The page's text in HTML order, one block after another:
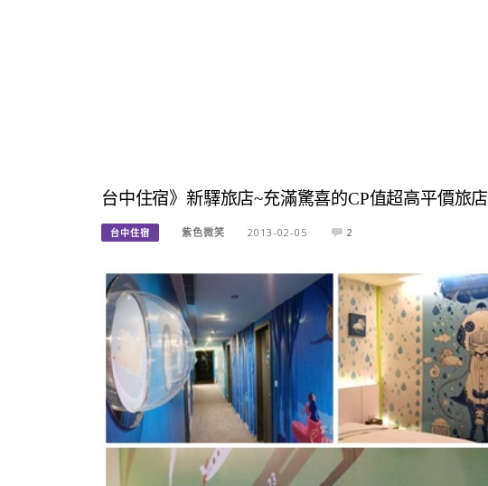
台中住宿》新驛旅店~充滿驚喜的CP值超高平價旅店
台中住宿 紫色微笑 2013-02-05 2